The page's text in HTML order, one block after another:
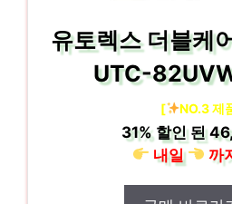
유토렉스 더블케
UTC-
[ NO.3 제
31% 할인 된
내일
까